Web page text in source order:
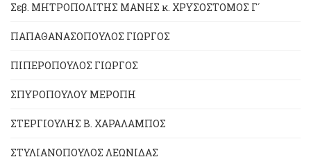
Σεβ. ΜΗΤΡΟΠΟΛΙΤΗΣ ΜΑΝΗΣ κ. ΧΡΥΣΟΣΤΟΜΟΣ Γ´
ΠΑΠΑΘΑΝΑΣΟΠΟΥΛΟΣ ΓΙΩΡΓΟΣ
ΠΙΠΕΡΟΠΟΥΛΟΣ ΓΙΩΡΓΟΣ
ΣΠΥΡΟΠΟΥΛΟΥ ΜΕΡΟΠΗ
ΣΤΕΡΓΙΟΥΛΗΣ Β. ΧΑΡΑΛΑΜΠΟΣ
ΣΤΥΛΙΑΝΟΠΟΥΛΟΣ ΛΕΩΝΙΔΑΣ